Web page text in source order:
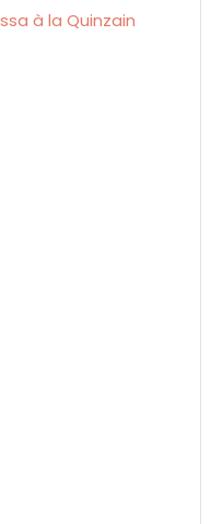
à la Quinzain